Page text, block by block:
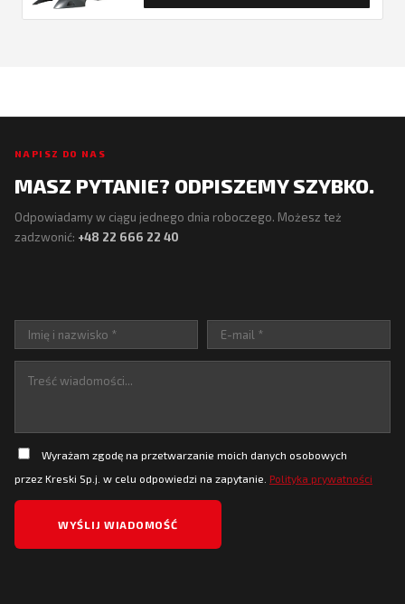
NAPISZ DO NAS
MASZ PYTANIE? ODPISZEMY SZYBKO.
Odpowiadamy w ciągu jednego dnia roboczego. Możesz też
zadzwonić: +48 22 666 22 40
Wyrażam zgodę na przetwarzanie moich danych osobowych
przez Kreski Sp.j. w celu odpowiedzi na zapytanie. Polityka prywatności